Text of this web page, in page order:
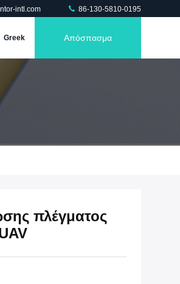
intl.com 86-130-5810-0195
Greek Απόσπασμα
πλέγματος